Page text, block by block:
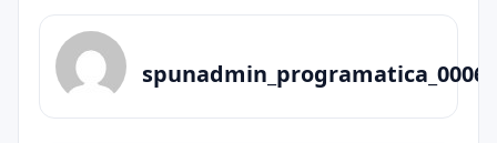
spunadmin_programatica_0006